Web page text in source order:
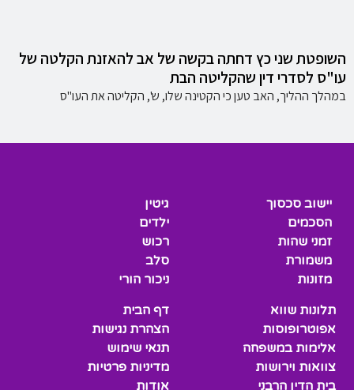
השופטת שני כץ דחתה בקשה של אב להאזנת הקלטה של
עו"ס לסדרי דין שהקליטה הבת
במהלך ההליך, האב טען כי הקטינה שלו, ש', הקליטה את העו"ס
יישוב סכסוך
הסכמים
זמני שהות
משמורת
מזונות
גיטין
ילדים
רכוש
סלב
ניכור הורי
תלונות שווא
אפוטרופוסות
אלימות במשפחה
צוואות וירושות
בית הדין הרבני
דף הבית
הצהרת נגישות
תנאי שימוש
מדיניות פרטיות
אודות